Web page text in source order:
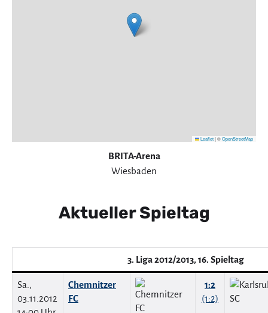
Leaflet|©OpenStreetMap
BRITA-Arena
Wiesbaden
Aktueller Spieltag
3. Liga 2012/2013, 16. Spieltag
Sa.,
03.11.2012
Chemnitzer
FC
1:2
(1:2)